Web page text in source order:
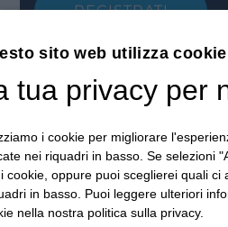
REGISTRATI
CONTATTACI
I nostri Uffici
Contattaci
Posizioni aperte
Webinar
Rivedi Webinar
News ed Eventi
Eventi passati
ABOUT US
sito web utilizza cookie
tua privacy per
i cookie per migliorare
nei riquadri in basso. Se selezioni
cookie, oppure puoi sceglierei quali ci
in basso. Puoi leggere ulteriori
nella nostra politica sulla privacy.